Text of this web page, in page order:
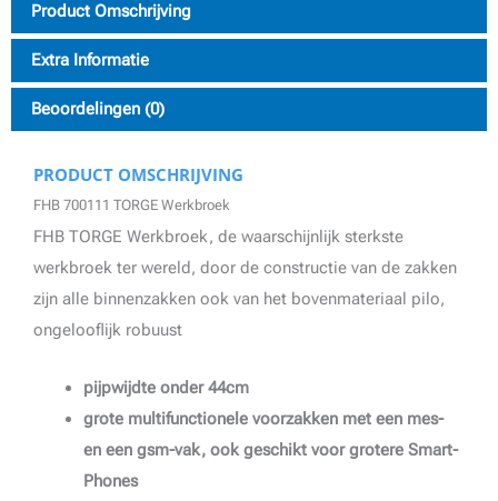
Product Omschrijving
Extra Informatie
Beoordelingen (0)
PRODUCT OMSCHRIJVING
FHB 700111 TORGE Werkbroek
FHB TORGE Werkbroek, de waarschijnlijk sterkste
werkbroek ter wereld, door de constructie van de zakken
zijn alle binnenzakken ook van het bovenmateriaal pilo,
ongelooflijk robuust
pijpwijdte onder 44cm
grote multifunctionele voorzakken met een mes-
en een gsm-vak, ook geschikt voor grotere Smart-
Phones